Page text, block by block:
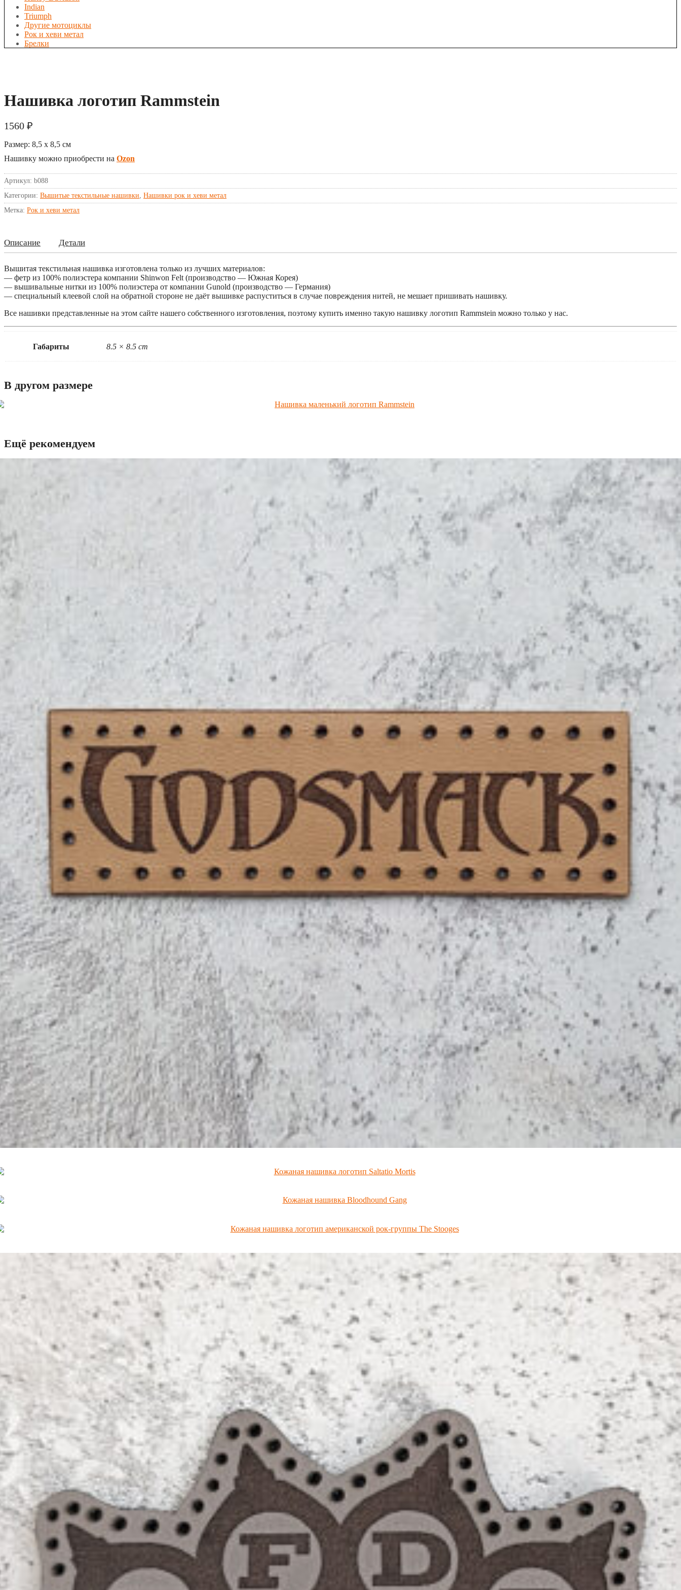
Indian
Triumph
Другие мотоциклы
Рок и хеви метал
Брелки
Нашивка логотип Rammstein
1560 ₽
Размер: 8,5 x 8,5 см
Нашивку можно приобрести на Ozon
Артикул: b088
Категории: Вышитые текстильные нашивки Нашивки рок и хеви метал
Метка: Рок и хеви метал
Описание Детали
Вышитая текстильная нашивка изготовлена только из лучших материалов:
— фетр из 100% полиэстера компании Shinwon Felt (производство — Южная Корея)
— вышивальные нитки из 100% полиэстера от компании Gunold (производство — Германия)
— специальный клеевой слой на обратной стороне не даёт вышивке распуститься в случае повреждения нитей, не мешает пришивать нашивку.
Все нашивки представленные на этом сайте нашего собственного изготовления, поэтому купить именно такую нашивку логотип Rammstein можно только у нас.
Габариты 8.5 × 8.5 cm
В другом размере
Ещё рекомендуем